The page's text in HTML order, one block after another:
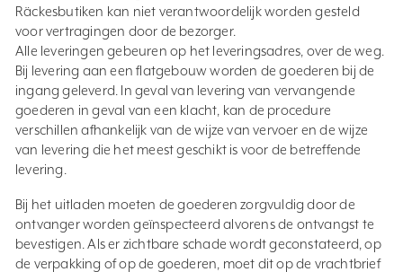
Räckesbutiken kan niet verantwoordelijk worden gesteld
voor vertragingen door de bezorger.
Alle leveringen gebeuren op het leveringsadres, over de weg.
Bij levering aan een flatgebouw worden de goederen bij de
ingang geleverd. In geval van levering van vervangende
goederen in geval van een klacht, kan de procedure
verschillen afhankelijk van de wijze van vervoer en de wijze
van levering die het meest geschikt is voor de betreffende
levering.
Bij het uitladen moeten de goederen zorgvuldig door de
ontvanger worden geïnspecteerd alvorens de ontvangst te
bevestigen. Als er zichtbare schade wordt geconstateerd, op
de verpakking of op de goederen, moet dit op de vrachtbrief